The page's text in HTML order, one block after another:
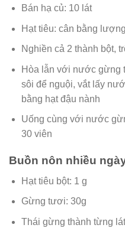
Bán hạ củ: 10 lát
Hạt tiêu: cân bằng
Nghiền cả 2 thành bột,
Hòa lẫn với nước gừng
sôi để nguội, vắt lấy
bằng hạt đậu nành
Uống cùng với nước
30 viên
Buồn nôn nhiều
Hạt tiêu bột: 1 g
Gừng tươi: 30g
Thái gừng thành từng